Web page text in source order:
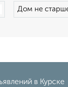
Дом не
в Курске